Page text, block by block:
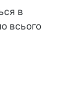
в
всього